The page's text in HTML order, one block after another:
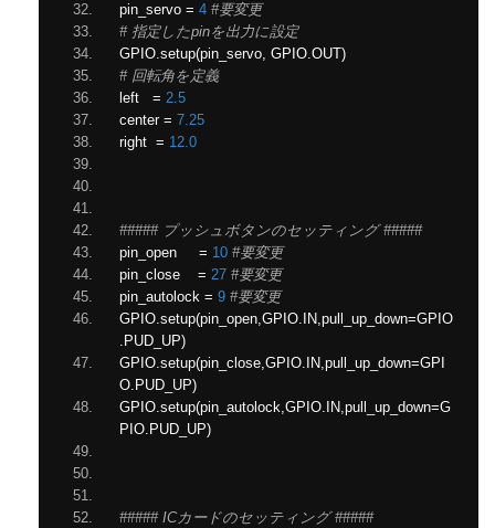
pin_servo = 4 #要変更
# 指定したpinを出力に設定
GPIO.setup(pin_servo, GPIO.OUT)
# 回転角を定義
left = 2.5
center = 7.25
right = 12.0
##### プッシュボタンのセッティング #####
pin_open = 10 #要変更
pin_close = 27 #要変更
pin_autolock = 9 #要変更
GPIO.setup(pin_open,GPIO. IN,pull_up_down=GPIO
. PUD_UP)
GPIO.setup(pin_close,GPIO. IN,pull_up_down=GPI
O. PUD_UP)
GPIO.setup(pin_autolock,GPIO. IN,pull_up_down=G
PIO. PUD_UP)
##### ICカードのセッティング #####